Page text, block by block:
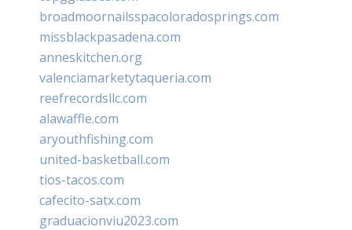
broadmoornailsspacoloradosprings.com
missblackpasadena.com
anneskitchen.org
valenciamarketytaqueria.com
reefrecordsllc.com
alawaffle.com
aryouthfishing.com
united-basketball.com
tios-tacos.com
cafecito-satx.com
graduacionviu2023.com